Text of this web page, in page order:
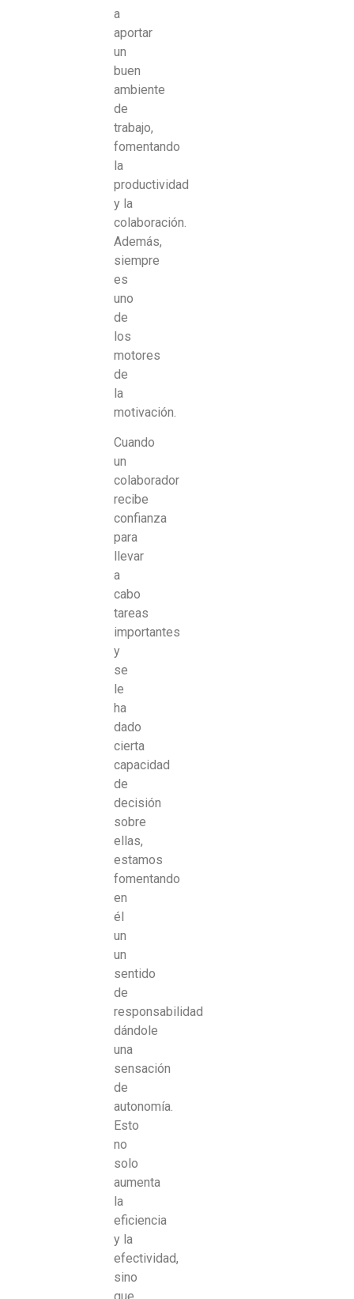
a
aportar
un
buen
ambiente
de
trabajo,
fomentando
la
productividad
y la
colaboración.
Además,
siempre
es
uno
de
los
motores
de
la
motivación.
Cuando
un
colaborador
recibe
confianza
para
llevar
a
cabo
tareas
importantes
y
se
le
ha
dado
cierta
capacidad
de
decisión
sobre
ellas,
estamos
fomentando
en
él
un
un
sentido
de
responsabilidad
dándole
una
sensación
de
autonomía.
Esto
no
solo
aumenta
la
eficiencia
y la
efectividad,
sino